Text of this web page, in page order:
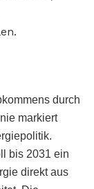
durch
markiert
bis 2031 ein
direkt aus